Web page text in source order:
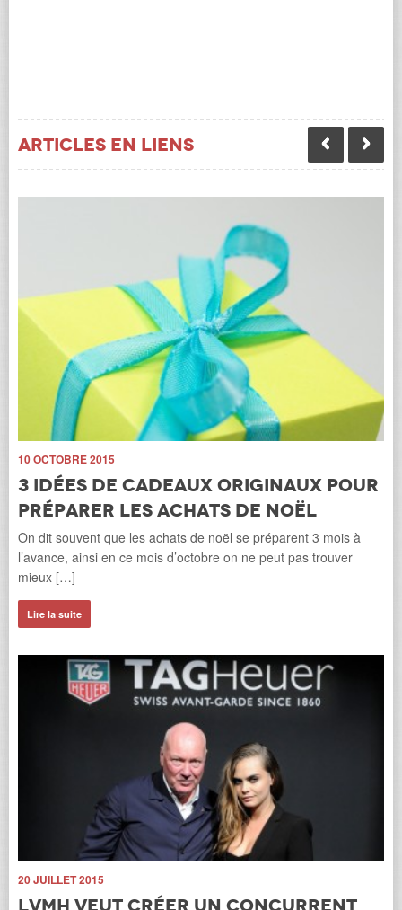
Articles en liens
10 OCTOBRE 2015
3 idées de cadeaux originaux pour
préparer les achats de noël
On dit souvent que les achats de noël se préparent 3 mois à
l’avance, ainsi en ce mois d’octobre on ne peut pas trouver
mieux […]
Lire la suite
20 JUILLET 2015
LVMH veut créer un concurrent